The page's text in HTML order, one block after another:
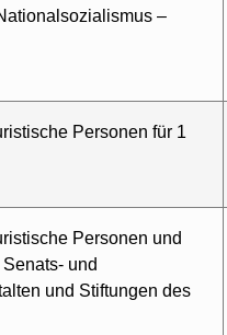
–
Personen für 1
Personen und
und
und Stiftungen des